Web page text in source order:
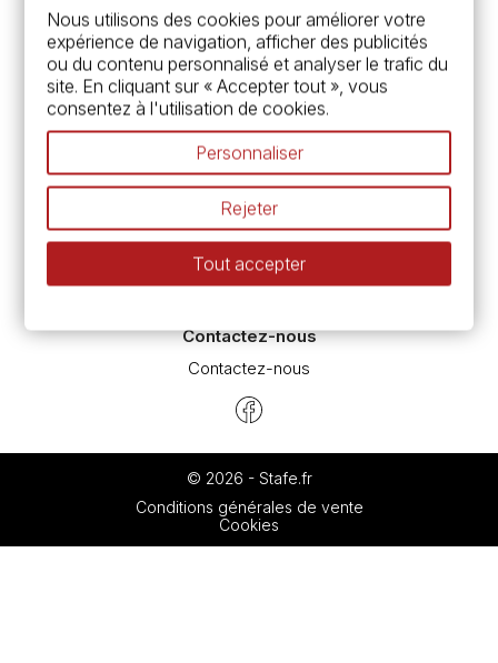
Services
Carte fidélité & avantages
Chèque cadeau, bon cadeaux
Devis & bon de commande
Pass culture - mode d'emploi
Nos promotions en cours
Espace conseils
L’aquarelle en tubes ou en godets ?
Le vocabulaire technique de l’aquarelle
Différence entre peinture Fine et Extra-fine
Préparer une toile pour peinture à l'huile et acrylique
Contactez-nous
Contactez-nous
© 2026 - Stafe.fr
Conditions générales de vente
Cookies
Nous utilisons des cookies pour améliorer votre
expérience de navigation, afficher des publicités
ou du contenu personnalisé et analyser le trafic du
site. En cliquant sur « Accepter tout », vous
consentez à l'utilisation de cookies.
Personnaliser
Rejeter
Tout accepter